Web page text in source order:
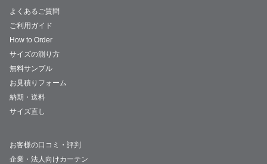
よくあるご質問
ご利用ガイド
How to Order
サイズの測り方
無料サンプル
お見積りフォーム
納期・送料
サイズ直し
お客様の口コミ・評判
企業・法人向けカーテン